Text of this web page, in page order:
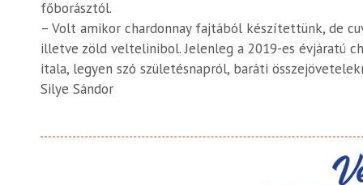
főborásztól.
– Volt amikor chardonnay fajtából készítettünk, de
illetve zöld veltelinibol. Jelenleg a 2019-es évjáratú
itala, legyen szó születésnapról, baráti
Silye Sándor